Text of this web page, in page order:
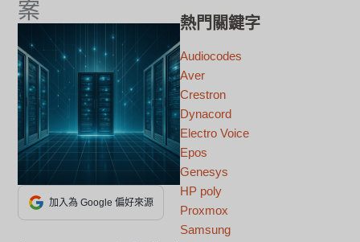
案
加入為 Google 偏好來源
熱門關鍵字
Audiocodes
Aver
Crestron
Dynacord
Electro Voice
Epos
Genesys
HP poly
Proxmox
Samsung